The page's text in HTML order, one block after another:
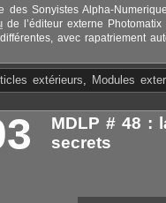
des Sonyistes Alpha-
de l’éditeur externe
avec rapatriement
extérieurs, Modules
MDLP # 48 :
secrets